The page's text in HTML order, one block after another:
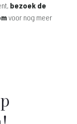
bezoek de
voor nog meer